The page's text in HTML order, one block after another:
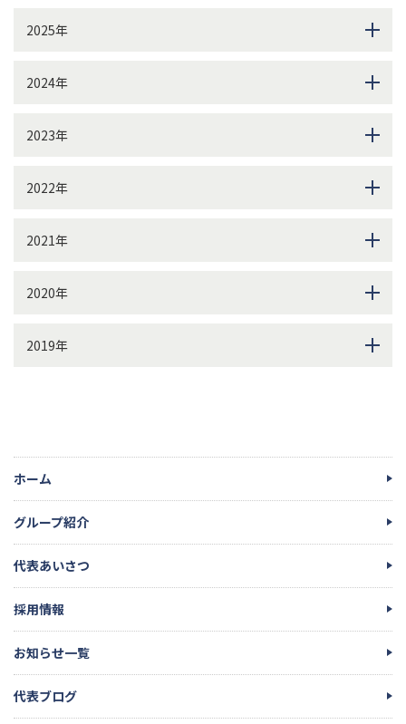
2025年
2024年
2023年
2022年
2021年
2020年
2019年
ホーム
グループ紹介
代表あいさつ
採用情報
お知らせ一覧
代表ブログ